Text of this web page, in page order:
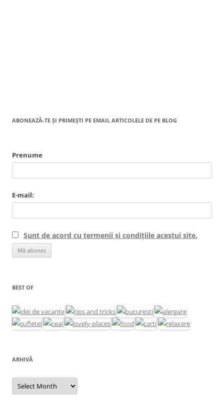
ABONEAZĂ-TE ȘI PRIMEȘTI PE EMAIL ARTICOLELE DE PE BLOG
Prenume
E-mail:
Sunt de acord cu termenii și condițiile acestui site.
BEST OF
ARHIVĂ
Arhivă